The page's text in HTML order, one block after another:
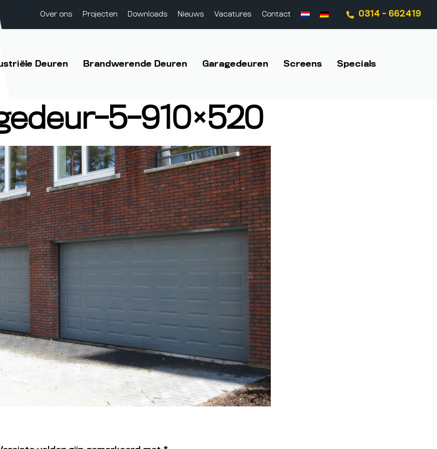
Over ons Projecten Downloads Nieuws Vacatures Contact 0314 - 662419
Deuren Brandwerende Deuren Garagedeuren Screens Specials
5-910×520